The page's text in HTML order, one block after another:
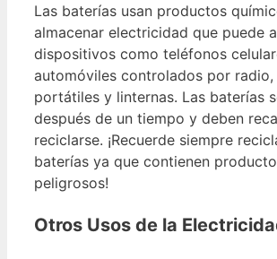
Las baterías usan productos
almacenar electricidad que puede
dispositivos como teléfonos
automóviles controlados por
portátiles y linternas. Las baterías
después de un tiempo y deben
reciclarse. ¡Recuerde siempre
baterías ya que contienen
peligrosos!
Otros Usos de la